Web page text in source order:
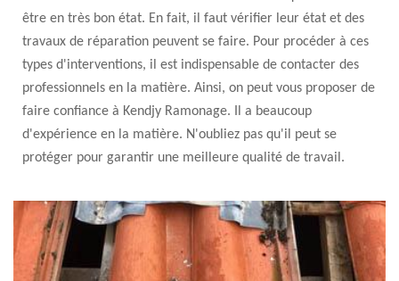
être en très bon état. En fait, il faut vérifier leur état et des
travaux de réparation peuvent se faire. Pour procéder à ces
types d'interventions, il est indispensable de contacter des
professionnels en la matière. Ainsi, on peut vous proposer de
faire confiance à Kendjy Ramonage. Il a beaucoup
d'expérience en la matière. N'oubliez pas qu'il peut se
protéger pour garantir une meilleure qualité de travail.